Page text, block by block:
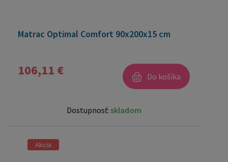
Matrac Optimal Comfort 90x200x15 cm
106,11 € Do košíka
Dostupnosť: skladom
Akcia